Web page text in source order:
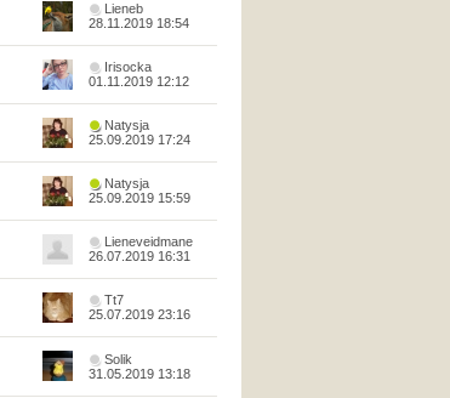
Lieneb
28.11.2019 18:54
Irisocka
01.11.2019 12:12
Natysja
25.09.2019 17:24
Natysja
25.09.2019 15:59
Lieneveidmane
26.07.2019 16:31
Tt7
25.07.2019 23:16
Solik
31.05.2019 13:18